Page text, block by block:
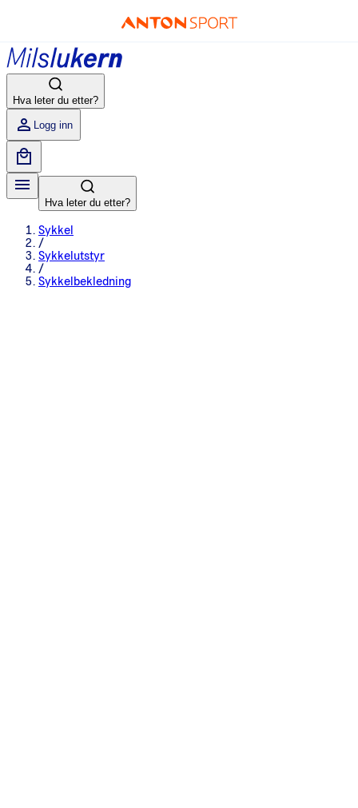
Hva leter du etter?
Logg inn
Hva leter du etter?
Sykkel
/
Sykkelutstyr
/
Sykkelbekledning